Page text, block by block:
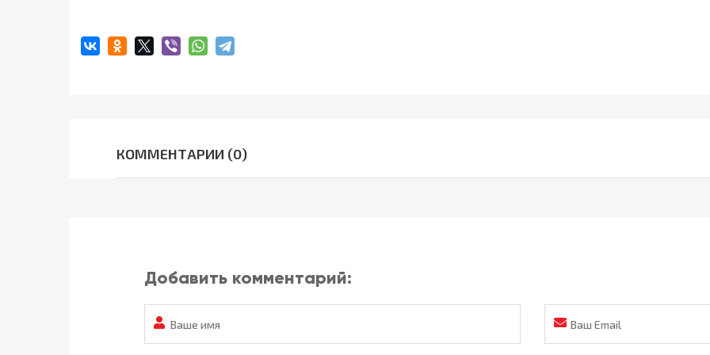
КОММЕНТАРИИ (0)
Добавить комментарий: